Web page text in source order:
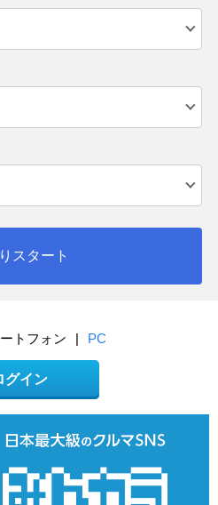
スタート
トフォン | PC
グイン